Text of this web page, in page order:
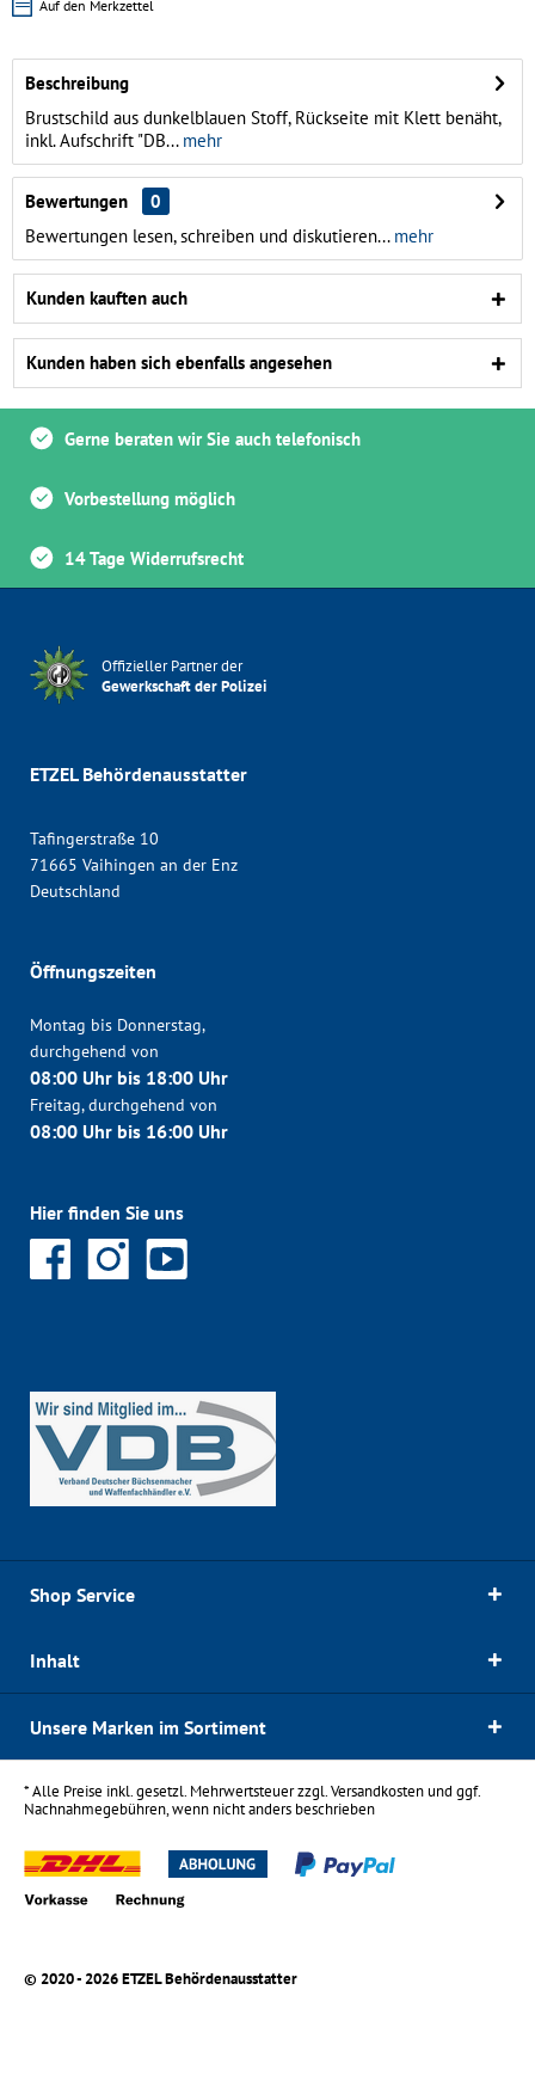
Auf den Merkzettel
Beschreibung
Brustschild aus dunkelblauen Stoff, Rückseite mit Klett benäht,
inkl. Aufschrift "DB...mehr
Bewertungen
0
Bewertungen lesen, schreiben und diskutieren...mehr
Kunden kauften auch
Kunden haben sich ebenfalls angesehen
Gerne beraten wir Sie auch telefonisch
Vorbestellung möglich
14 Tage Widerrufsrecht
Offizieller Partner der
Gewerkschaft der Polizei
ETZEL Behördenausstatter
Tafingerstraße 10
71665 Vaihingen an der Enz
Deutschland
Öffnungszeiten
Montag bis Donnerstag,
durchgehend von
08:00 Uhr bis 18:00 Uhr
Freitag, durchgehend von
08:00 Uhr bis 16:00 Uhr
Hier finden Sie uns
Shop Service
Inhalt
Unsere Marken im Sortiment
* Alle Preise inkl. gesetzl. Mehrwertsteuer zzgl.Versandkostenund ggf.
Nachnahmegebühren, wenn nicht anders beschrieben
© 2020 - 2026 ETZEL Behördenausstatter